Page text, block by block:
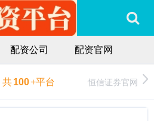
配资公司 配资官网
共100+平台 恒信证券官网